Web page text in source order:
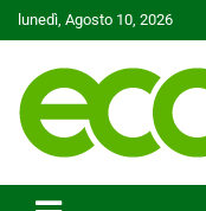
Skip
to
lunedì, Agosto 10, 2026
Ecoo.it